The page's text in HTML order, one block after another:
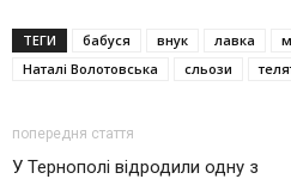
ТЕГИ бабуся внук лавка
Наталі Волотовська
сльози
попередня стаття
У Тернополі відродили одну з